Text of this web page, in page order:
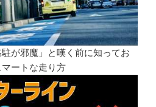
駐が邪魔」と嘆く前に知ってお
ートな走り方